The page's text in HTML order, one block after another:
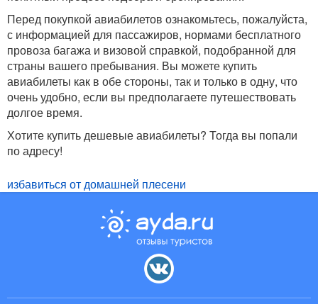
Перед покупкой авиабилетов ознакомьтесь, пожалуйста,
с информацией для пассажиров, нормами бесплатного
провоза багажа и визовой справкой, подобранной для
страны вашего пребывания. Вы можете купить
авиабилеты как в обе стороны, так и только в одну, что
очень удобно, если вы предполагаете путешествовать
долгое время.
Хотите купить дешевые авиабилеты? Тогда вы попали
по адресу!
избавиться от домашней плесени